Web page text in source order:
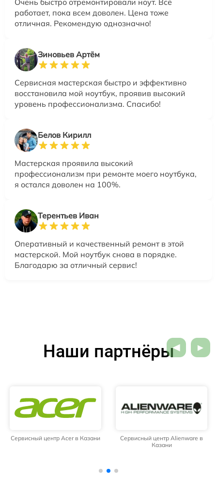
работает, пока всем доволен. Цена тоже
отличная. Рекомендую однозначно!
Зиновьев Артём
Сервисная мастерская быстро и эффективно
восстановила мой ноутбук, проявив высокий
уровень профессионализма. Спасибо!
Белов Кирилл
Мастерская проявила высокий
профессионализм при ремонте моего ноутбука,
я остался доволен на 100%.
Терентьев Иван
Оперативный и качественный ремонт в этой
мастерской. Мой ноутбук снова в порядке.
Благодарю за отличный сервис!
Наши партнёры
Сервисный центр Acer в Казани
Сервисный центр Alienware в
Казани